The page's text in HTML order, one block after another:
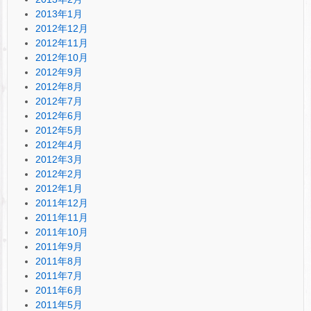
2013年1月
2012年12月
2012年11月
2012年10月
2012年9月
2012年8月
2012年7月
2012年6月
2012年5月
2012年4月
2012年3月
2012年2月
2012年1月
2011年12月
2011年11月
2011年10月
2011年9月
2011年8月
2011年7月
2011年6月
2011年5月